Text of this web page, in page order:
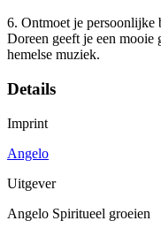
6. Ontmoet je persoonlijke
Doreen geeft je een mooie
hemelse muziek.
Details
Imprint
Angelo
Uitgever
Angelo Spiritueel groeien